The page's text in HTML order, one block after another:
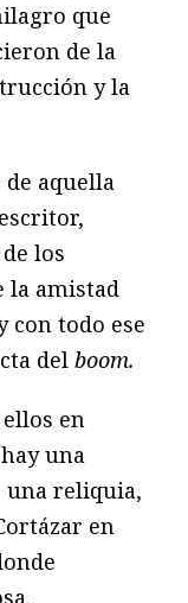
que
de la
y la
aquella
los
la amistad
con todo ese
del boom.
en
una
una reliquia,
en